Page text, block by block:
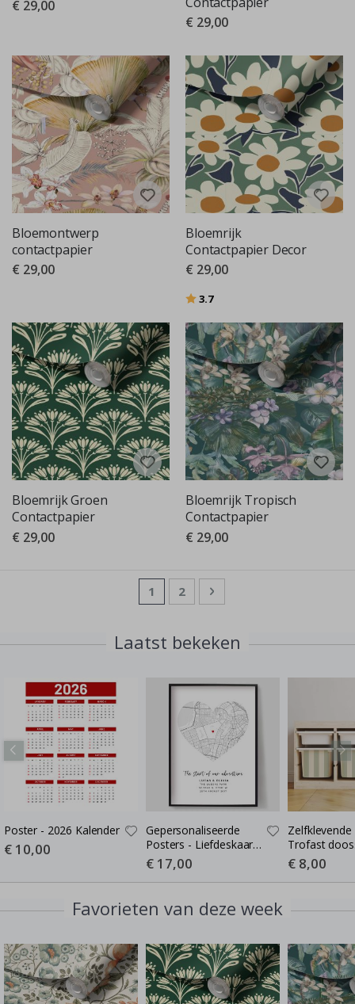
€ 29,00
€ 29,00
Bloemontwerp
contactpapier
€ 29,00
Bloemrijk
Contactpapier Decor
€ 29,00
Beoordeling:
3.7uit 5 sterren
Bloemrijk Groen
Contactpapier
€ 29,00
Bloemrijk Tropisch
Contactpapier
€ 29,00
Pagina
U lees momenteel pagina
1 Pagina
2 Pagina
Volgende
Laatst bekeken
Poster - 2026 Kalender
Special
Price
€ 10,00
Gepersonaliseerde
Posters - Liefdeskaart -
Waar de Liefde Begon
Special
Price
€ 17,00
Trofast
Kies maat /
green-cream
Special
Price
€ 8,00
Favorieten van deze week